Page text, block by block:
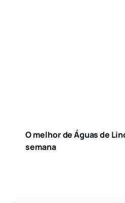
O melhor de Águas de
semana